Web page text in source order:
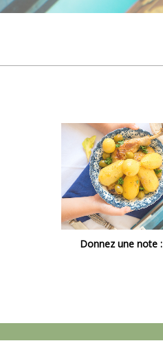
Donnez une note :